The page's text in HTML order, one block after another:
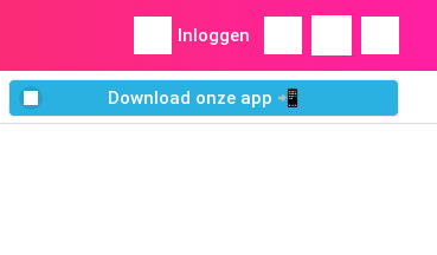
Inloggen
Download onze app 📲